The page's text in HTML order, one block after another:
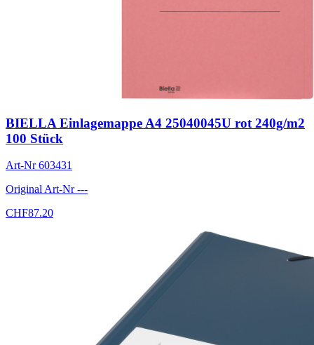
BIELLA Einlagemappe A4 25040045U rot 240g/m2
100 Stück
Art-Nr603431
Original Art-Nr---
CHF87.20